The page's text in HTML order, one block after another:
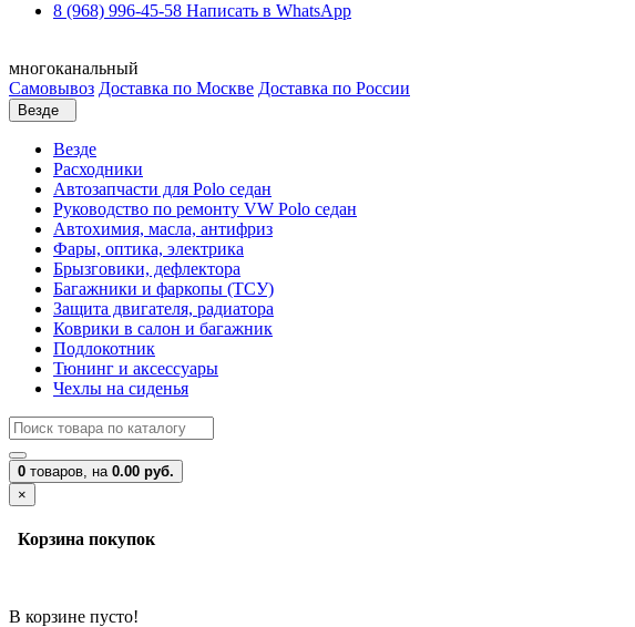
8 (968) 996-45-58 Написать в WhatsApp
многоканальный
Самовывоз Доставка по Москве Доставка по России
Везде
Везде
Расходники
Автозапчасти для Polo седан
Руководство по ремонту VW Polo седан
Автохимия, масла, антифриз
Фары, оптика, электрика
Брызговики, дефлектора
Багажники и фаркопы (ТСУ)
Защита двигателя, радиатора
Коврики в салон и багажник
Подлокотник
Тюнинг и аксессуары
Чехлы на сиденья
0 товаров, на 0.00 руб.
×
Корзина покупок
В корзине пусто!